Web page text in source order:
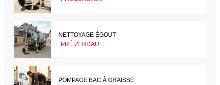
NETTOYAGE ÉGOUT
PRÉIZERDAUL
POMPAGE BAC À GRAISSE